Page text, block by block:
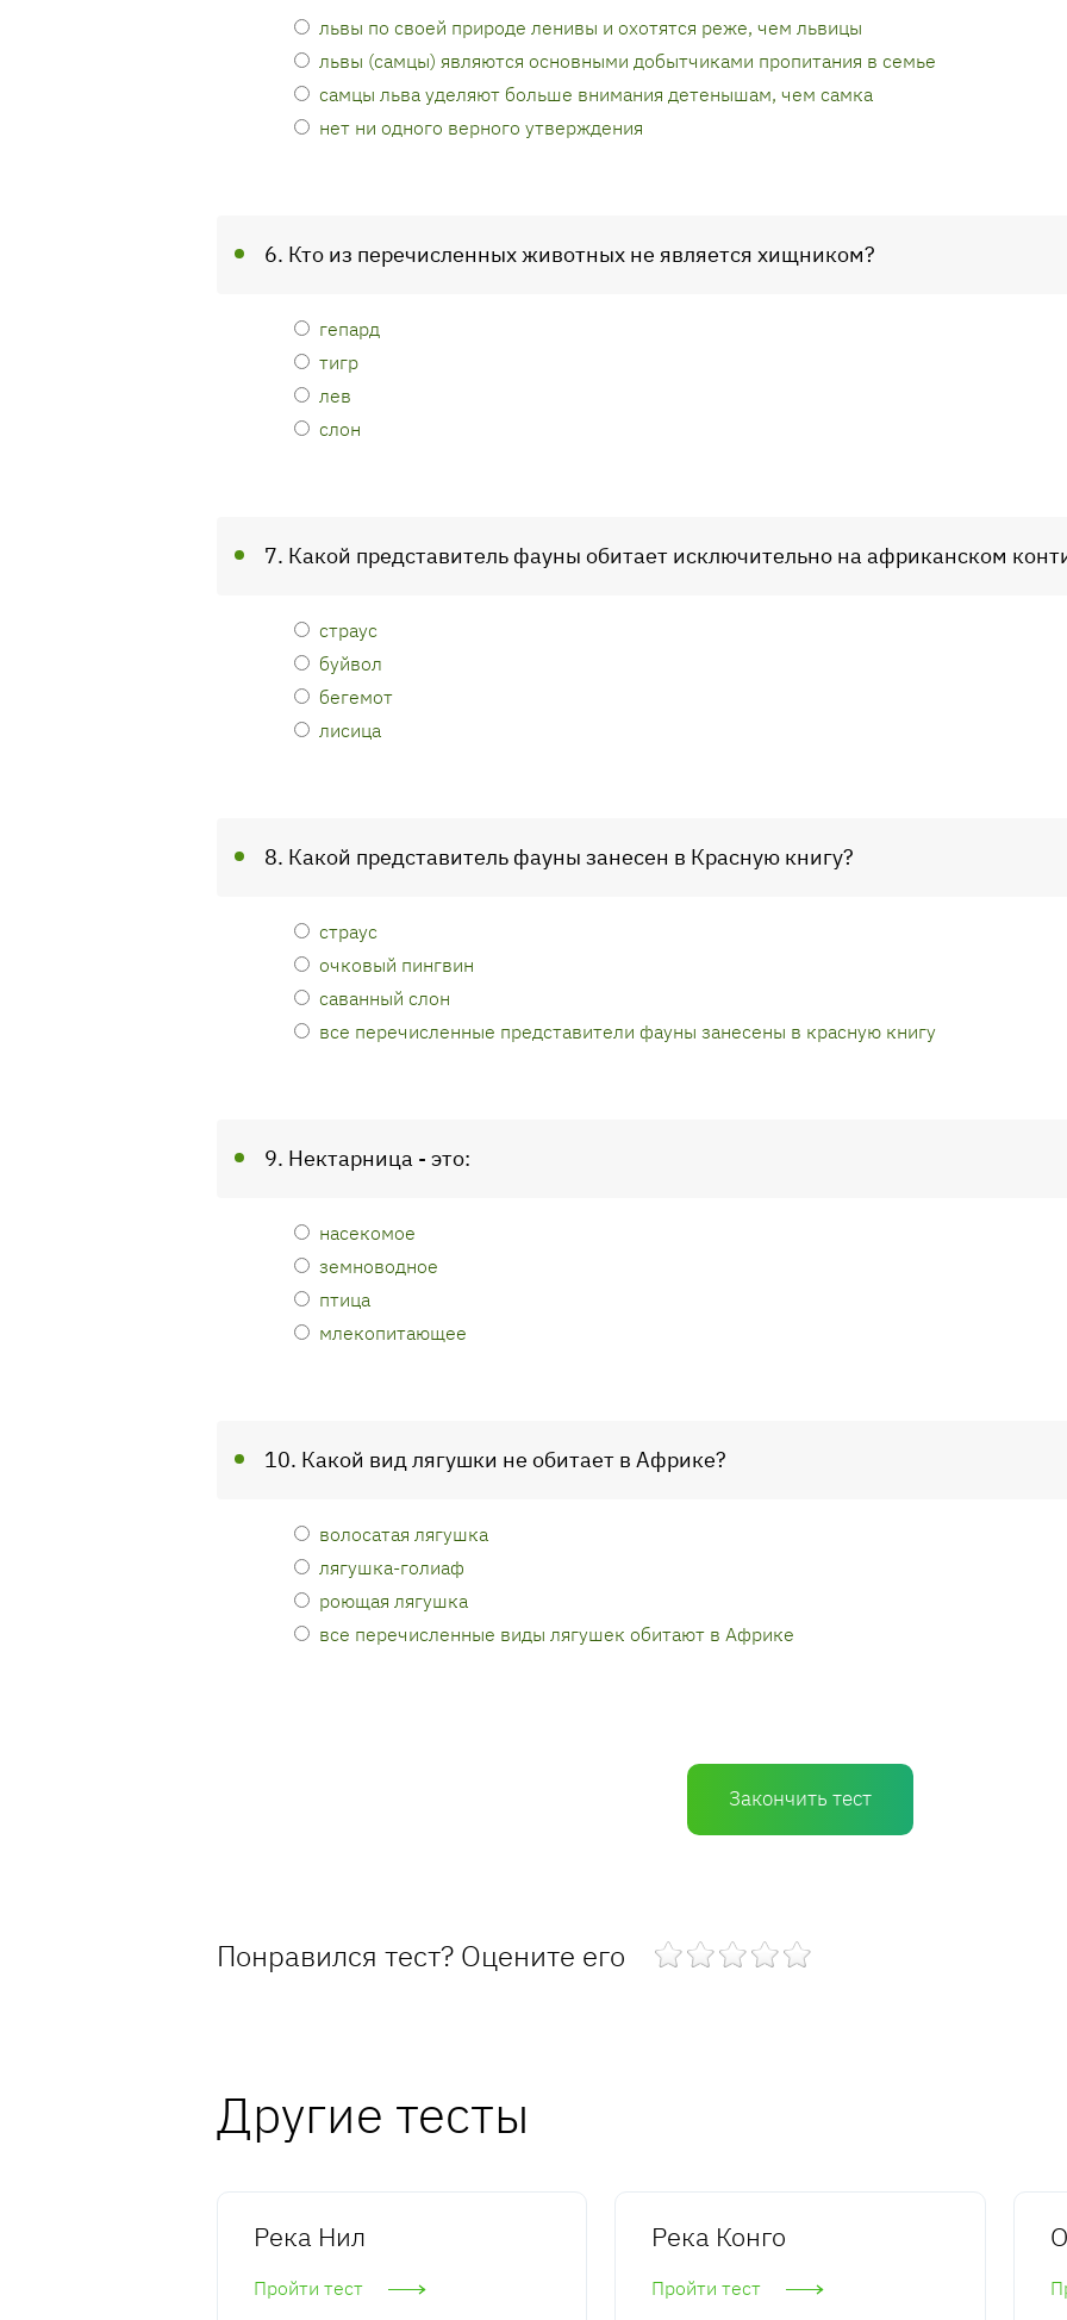
львы по своей природе ленивы и охотятся реже, чем львицы
львы (самцы) являются основными добытчиками пропитания в семье
самцы льва уделяют больше внимания детенышам, чем самка
нет ни одного верного утверждения
6. Кто из перечисленных животных не является хищником?
гепард
тигр
лев
слон
7. Какой представитель фауны обитает исключительно на африканском
страус
буйвол
бегемот
лисица
8. Какой представитель фауны занесен в Красную книгу?
страус
очковый пингвин
саванный слон
все перечисленные представители фауны занесены в красную книгу
9. Нектарница - это:
насекомое
земноводное
птица
млекопитающее
10. Какой вид лягушки не обитает в Африке?
волосатая лягушка
лягушка-голиаф
роющая лягушка
все перечисленные виды лягушек обитают в Африке
Закончить тест
Понравился тест? Оцените его
Другие тесты
Река Нил
Пройти тест
Река Конго
Пройти тест